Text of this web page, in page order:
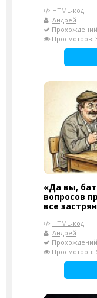
HTML-код
Андрей
Просмотров:
«Да вы,
вопросов
все
HTML-код
Андрей
Просмотров: